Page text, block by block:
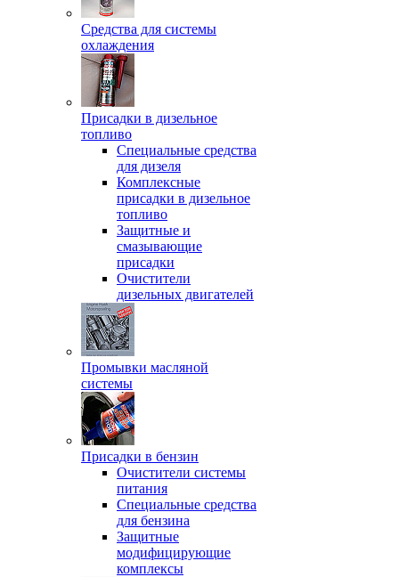
Средства для системы
охлаждения
Присадки в дизельное
топливо
Спeциальные средства
для дизеля
Комплексные
присадки в дизельное
топливо
Защитные и
смазывающие
присадки
Очистители
дизельных двигателей
Промывки масляной
системы
Присадки в бензин
Очистители системы
питания
Специальные срeдства
для бензина
Защитные
модифицирующие
комплексы